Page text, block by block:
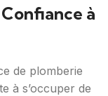
à
de plomberie
à s’occuper de